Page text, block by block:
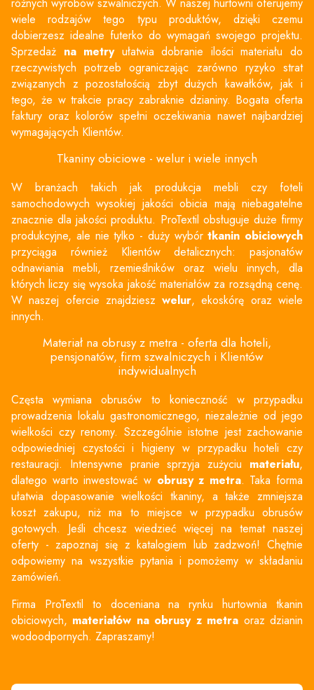
różnych wyrobów szwalniczych. W naszej hurtowni oferujemy
wiele rodzajów tego typu produktów, dzięki czemu
dobierzesz idealne futerko do wymagań swojego projektu.
Sprzedaż na metryułatwia dobranie ilości materiału do
rzeczywistych potrzeb ograniczając zarówno ryzyko strat
związanych z pozostałością zbyt dużych kawałków, jak i
tego, że w trakcie pracy zabraknie dzianiny. Bogata oferta
faktury oraz kolorów spełni oczekiwania nawet najbardziej
wymagających Klientów.
Tkaniny obiciowe - welur i wiele innych
W branżach takich jak produkcja mebli czy foteli
samochodowych wysokiej jakości obicia mają niebagatelne
znacznie dla jakości produktu. ProTextil obsługuje duże firmy
produkcyjne, ale nie tylko - duży wybórtkanin obiciowych
przyciąga również Klientów detalicznych: pasjonatów
odnawiania mebli, rzemieślników oraz wielu innych, dla
których liczy się wysoka jakość materiałów za rozsądną cenę.
W naszej ofercie znajdzieszwelur, ekoskórę oraz wiele
innych.
Materiał na obrusy z metra - oferta dla hoteli,
pensjonatów, firm szwalniczych i Klientów
indywidualnych
Częsta wymiana obrusów to konieczność w przypadku
prowadzenia lokalu gastronomicznego, niezależnie od jego
wielkości czy renomy. Szczególnie istotne jest zachowanie
odpowiedniej czystości i higieny w przypadku hoteli czy
restauracji. Intensywne pranie sprzyja zużyciu materiału,
dlatego warto inwestować w obrusy z metra. Taka forma
ułatwia dopasowanie wielkości tkaniny, a także zmniejsza
koszt zakupu, niż ma to miejsce w przypadku obrusów
gotowych. Jeśli chcesz wiedzieć więcej na temat naszej
oferty - zapoznaj się z katalogiem lub zadzwoń! Chętnie
odpowiemy na wszystkie pytania i pomożemy w składaniu
zamówień.
Firma ProTextil to doceniana na rynku hurtownia tkanin
obiciowych, materiałów na obrusy z metra oraz dzianin
wodoodpornych. Zapraszamy!